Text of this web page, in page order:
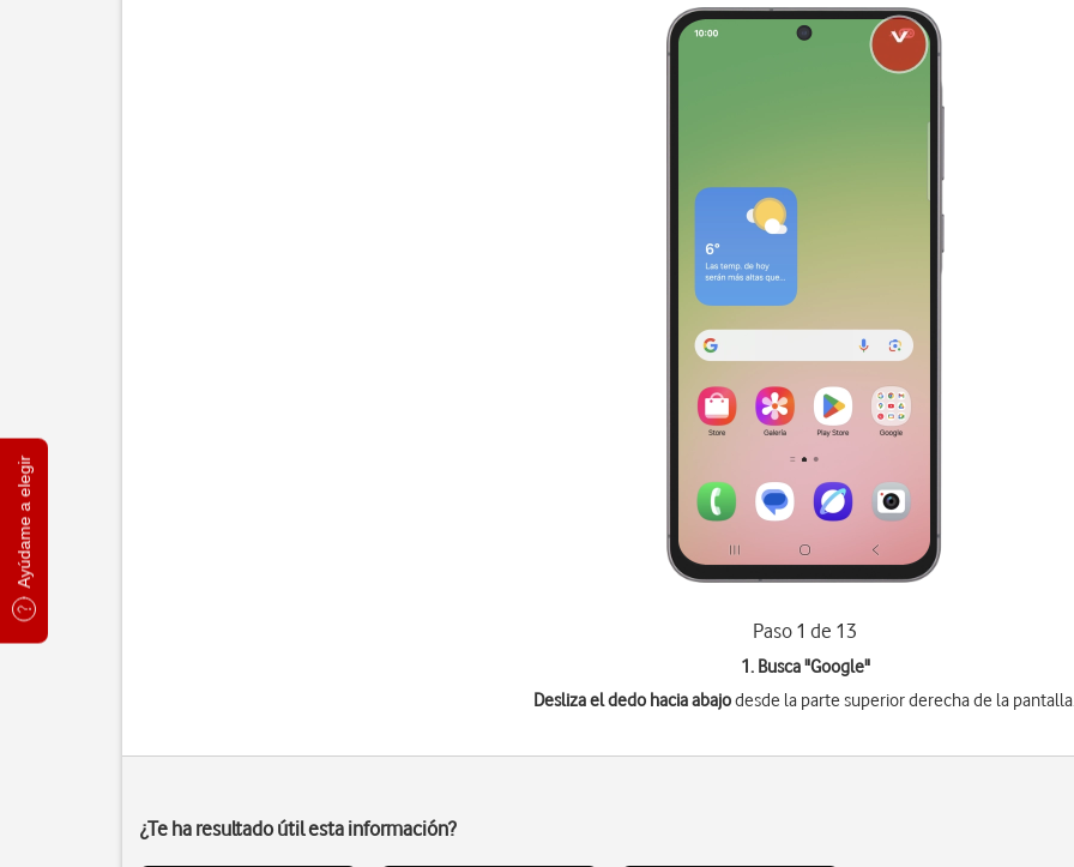
Ayúdame a elegir
Paso 1 de 13
1. Busca "Google"
Desliza el dedo hacia abajodesde la parte superior derecha de la
¿Te ha resultado útil esta información?